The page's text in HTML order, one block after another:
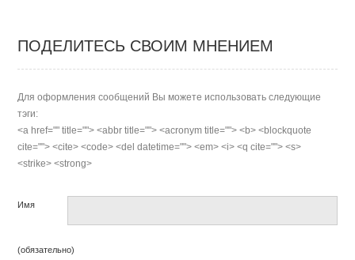
ПОДЕЛИТЕСЬ СВОИМ МНЕНИЕМ
Для оформления сообщений Вы можете использовать следующие
тэги:
<a href="" title=""> <abbr title=""> <acronym title=""> <b> <blockquote
cite=""> <cite> <code> <del datetime=""> <em> <i> <q cite=""> <s>
<strike> <strong>
Имя
(обязательно)